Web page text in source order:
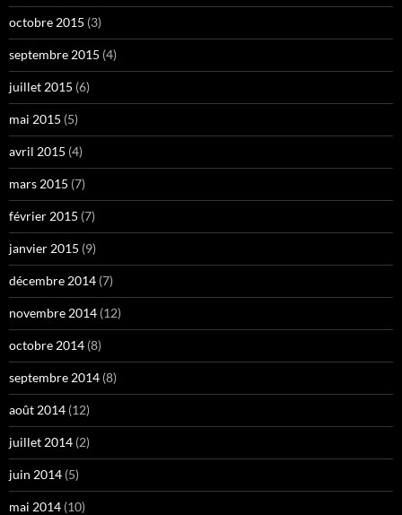
octobre 2015 (3)
septembre 2015 (4)
juillet 2015 (6)
mai 2015 (5)
avril 2015 (4)
mars 2015 (7)
février 2015 (7)
janvier 2015 (9)
décembre 2014 (7)
novembre 2014 (12)
octobre 2014 (8)
septembre 2014 (8)
août 2014 (12)
juillet 2014 (2)
juin 2014 (5)
mai 2014 (10)